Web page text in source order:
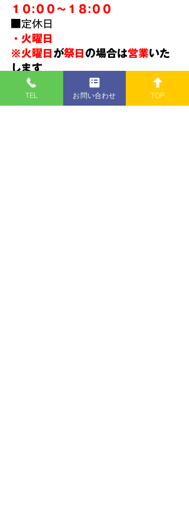
１０:００～１８:００
■定休日
・火曜日
※火曜日 が祭日 の場合は営業いた
します
『モデラーＮ氏の製作記録』
TEL お問い合わせ TOP